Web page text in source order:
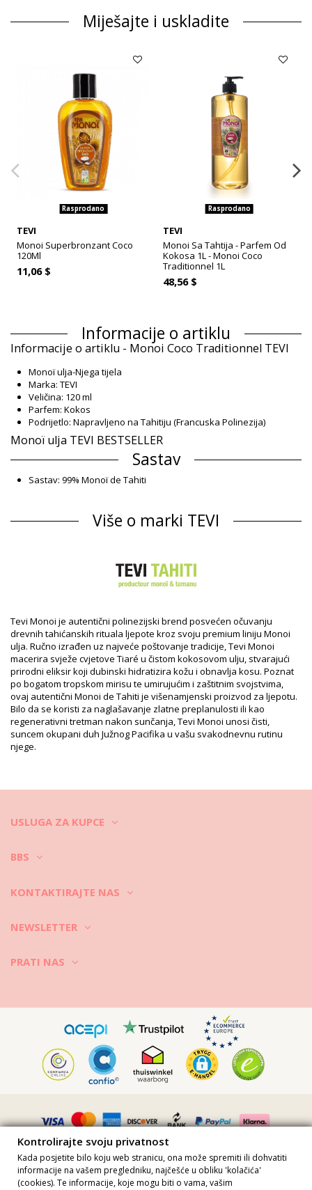
Miješajte i uskladite
Rasprodano
TEVI
Monoi Superbronzant Coco
120Ml
11,06 $
Rasprodano
TEVI
Monoi Sa Tahtija - Parfem Od
Kokosa 1L - Monoi Coco
Traditionnel 1L
48,56 $
Informacije o artiklu
Informacije o artiklu - Monoi Coco Traditionnel TEVI
Monoï ulja-Njega tijela
Marka: TEVI
Veličina: 120 ml
Parfem: Kokos
Podrijetlo: Napravljeno na Tahitiju (Francuska Polinezija)
Monoï ulja TEVI BESTSELLER
Sastav
Sastav: 99% Monoï de Tahiti
Odjel: Unisex, Monoï ulja
EAN: Veličina jedinstvena (3076003222838)
Retuširane fotografije
Upute za pranje i njegu
Upute za njegu za: TEVI Monoi Coco Traditionnel
Više o marki TEVI
Tevi Monoi je autentični polinezijski brend posvećen očuvanju
drevnih tahićanskih rituala ljepote kroz svoju premium liniju Monoi
ulja. Ručno izrađen uz najveće poštovanje tradicije, Tevi Monoi
macerira svježe cvjetove Tiaré u čistom kokosovom ulju, stvarajući
prirodni eliksir koji dubinski hidratizira kožu i obnavlja kosu. Poznat
po bogatom tropskom mirisu te umirujućim i zaštitnim svojstvima,
ovaj autentični Monoi de Tahiti je višenamjenski proizvod za ljepotu.
Bilo da se koristi za naglašavanje zlatne preplanulosti ili kao
regenerativni tretman nakon sunčanja, Tevi Monoi unosi čisti,
suncem okupani duh Južnog Pacifika u vašu svakodnevnu rutinu
njege.
USLUGA ZA KUPCE
BBS
KONTAKTIRAJTE NAS
NEWSLETTER
PRATI NAS
Kontrolirajte svoju privatnost
Kada posjetite bilo koju web stranicu, ona može spremiti ili dohvatiti
informacije na vašem pregledniku, najčešće u obliku 'kolačića'
(cookies). Te informacije, koje mogu biti o vama, vašim